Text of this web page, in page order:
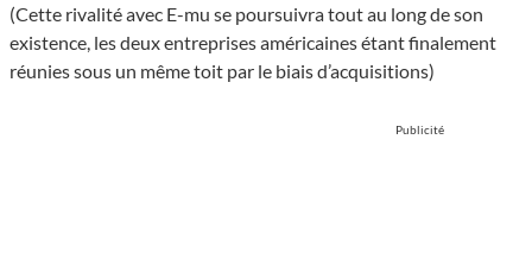
(Cette rivalité avec E-mu se poursuivra tout au long de son
existence, les deux entreprises américaines étant finalement
réunies sous un même toit par le biais d’acquisitions)
Publicité